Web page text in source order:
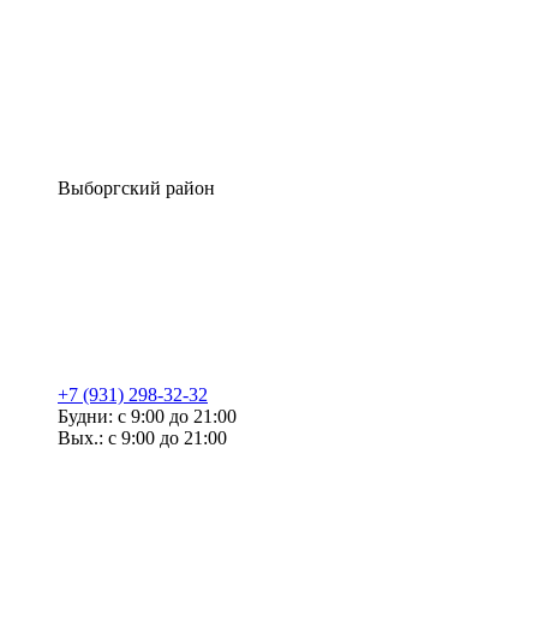
Выборгский район
+7 (931) 298-32-32
Будни: с 9:00 до 21:00
Вых.: с 9:00 до 21:00